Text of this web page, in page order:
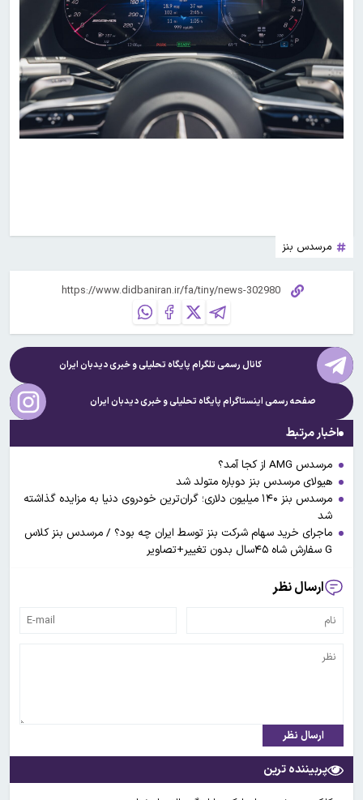
مرسدس بنز
کانال رسمی تلگرام پایگاه تحلیلی و خبریدیدبان ایران
صفحه رسمی اینستاگرام پایگاه تحلیلی و خبریدیدبان ایران
اخبار مرتبط
مرسدس AMG از کجا آمد؟
هیولای مرسدس بنز دوباره متولد شد
مرسدس بنز ۱۴۰ میلیون دلاری؛ گران‌ترین خودروی دنیا به مزایده گذاشته
شد
ماجرای خرید سهام شرکت بنز توسط ایران چه بود؟ / مرسدس بنز کلاس
G سفارش شاه ۴۵سال بدون تغییر+تصاویر
ارسال نظر
ارسال نظر
پربیننده ترین